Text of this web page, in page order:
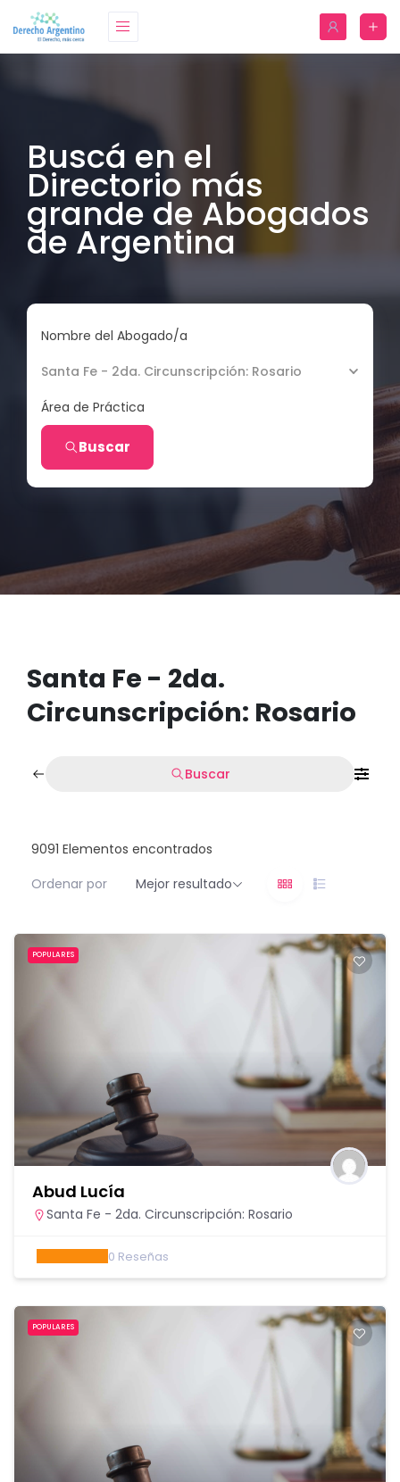
Buscá en el
Directorio más
grande de Abogados
de Argentina
Nombre del Abogado/a
Santa Fe - 2da. Circunscripción: Rosario
Área de Práctica
Buscar
Santa Fe - 2da.
Circunscripción: Rosario
Buscar
9091 Elementos encontrados
Ordenar por
Mejor resultado
POPULARES
Abud Lucía
Santa Fe - 2da. Circunscripción: Rosario
0 Reseñas
POPULARES